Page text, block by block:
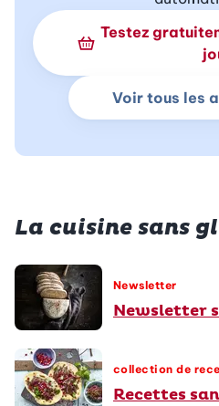
Testez
Voir tous les
La cuisine sans
Newsletter
Newsletter
collection de
Recettes